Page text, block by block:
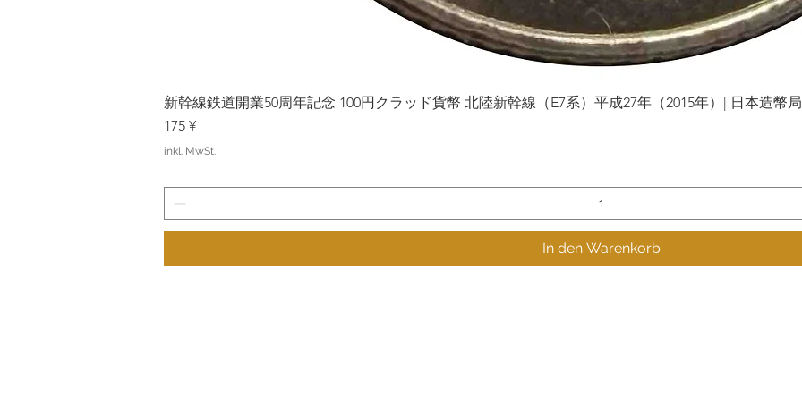
Schnellansicht
新幹線鉄道開業50周年記念 100円クラッド貨幣 北陸新幹線（E7系）平成27年（2015年）| 日本造幣
Preis
175 ¥
inkl. MwSt.
In den Warenkorb